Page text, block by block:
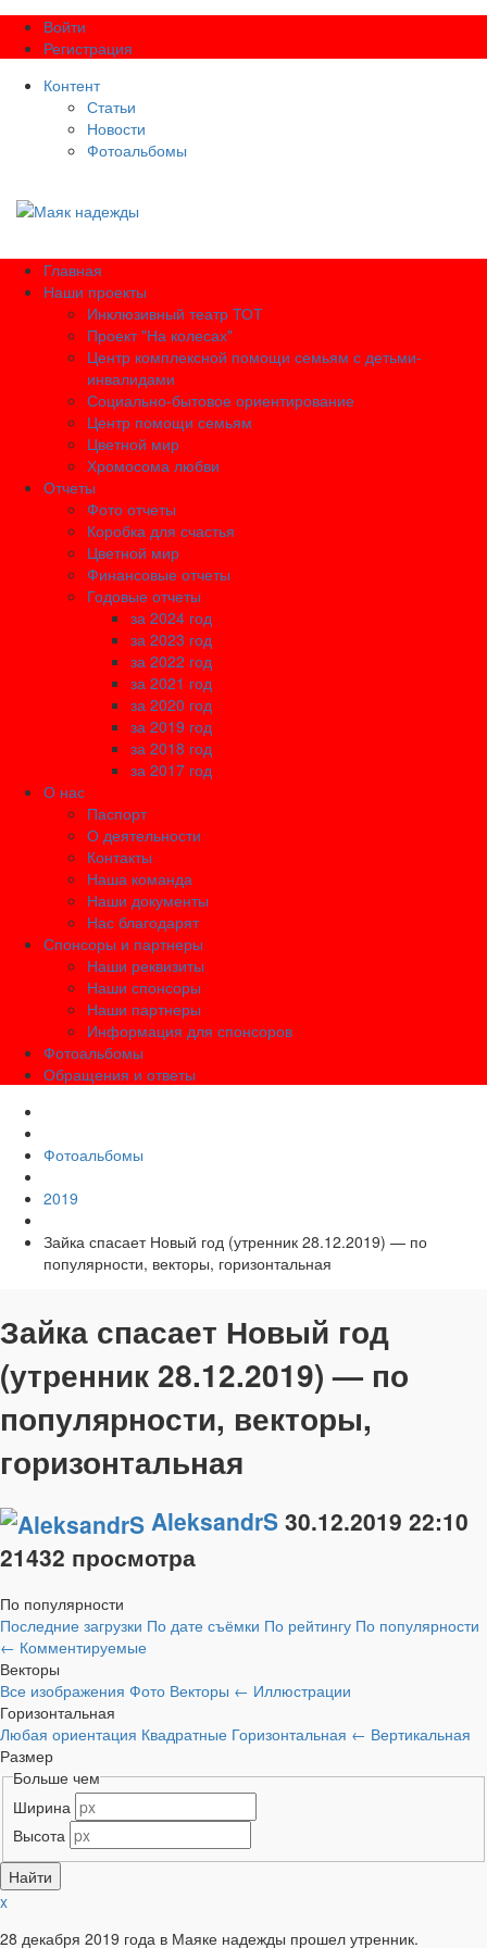
Войти
Регистрация
Контент
Статьи
Новости
Фотоальбомы
Главная
Наши проекты
Инклюзивный театр ТОТ
Проект "На колесах"
Центр комплексной помощи семьям с детьми-
инвалидами
Социально-бытовое ориентирование
Центр помощи семьям
Цветной мир
Хромосома любви
Отчеты
Фото отчеты
Коробка для счастья
Цветной мир
Финансовые отчеты
Годовые отчеты
за 2024 год
за 2023 год
за 2022 год
за 2021 год
за 2020 год
за 2019 год
за 2018 год
за 2017 год
О нас
Паспорт
О деятельности
Контакты
Наша команда
Наши документы
Нас благодарят
Спонсоры и партнеры
Наши реквизиты
Наши спонсоры
Наши партнеры
Информация для спонсоров
Фотоальбомы
Обращения и ответы
Фотоальбомы
2019
Зайка спасает Новый год (утренник 28.12.2019) — по
популярности, векторы, горизонтальная
Зайка спасает Новый год
(утренник 28.12.2019) — по
популярности, векторы,
горизонтальная
AleksandrS 30.12.2019 22:10
21432 просмотра
По популярности
Последние загрузки По дате съёмки По рейтингу По популярности
← Комментируемые
Векторы
Все изображения Фото Векторы ← Иллюстрации
Горизонтальная
Любая ориентация Квадратные Горизонтальная ← Вертикальная
Размер
Больше чем
Ширина
Высота
x
28 декабря 2019 года в Маяке надежды прошел утренник.